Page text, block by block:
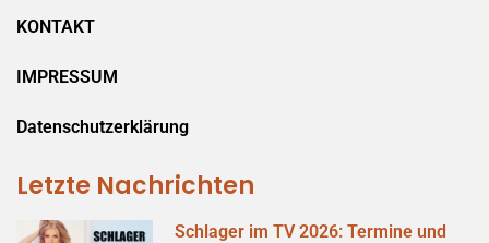
KONTAKT
IMPRESSUM
Datenschutzerklärung
Letzte Nachrichten
Schlager im TV 2026: Termine und